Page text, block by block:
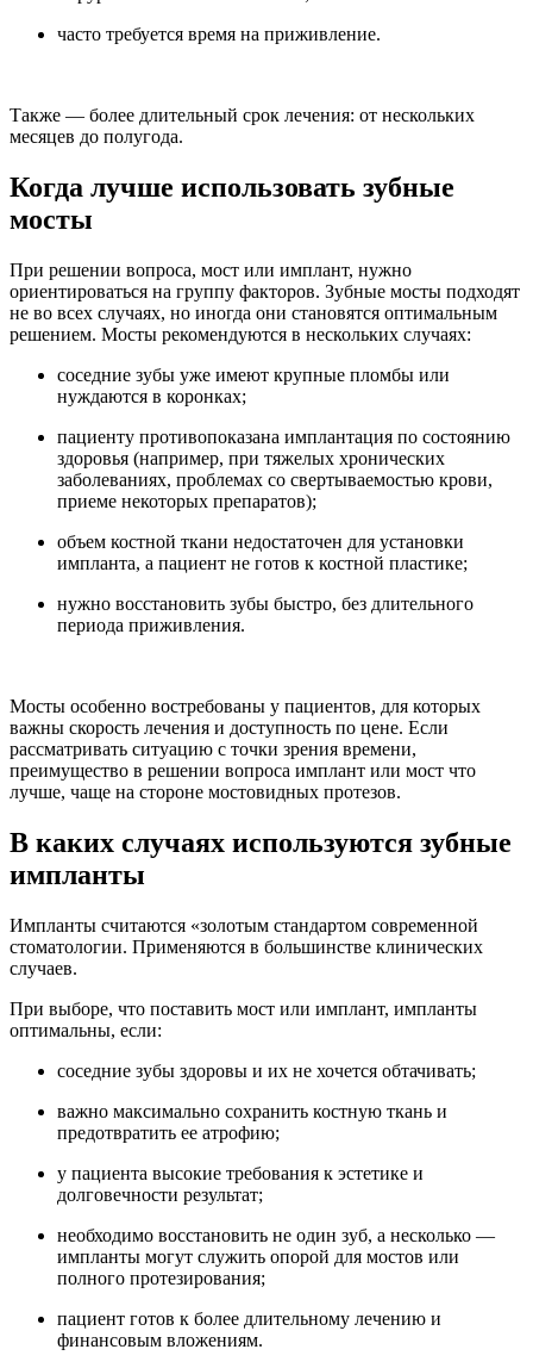
часто требуется время на приживление.
Также — более длительный срок лечения: от нескольких
месяцев до полугода.
Когда лучше использовать зубные
мосты
При решении вопроса, мост или имплант, нужно
ориентироваться на группу факторов. Зубные мосты подходят
не во всех случаях, но иногда они становятся оптимальным
решением. Мосты рекомендуются в нескольких случаях:
соседние зубы уже имеют крупные пломбы или
нуждаются в коронках;
пациенту противопоказана имплантация по состоянию
здоровья (например, при тяжелых хронических
заболеваниях, проблемах со свертываемостью крови,
приеме некоторых препаратов);
объем костной ткани недостаточен для установки
импланта, а пациент не готов к костной пластике;
нужно восстановить зубы быстро, без длительного
периода приживления.
Мосты особенно востребованы у пациентов, для которых
важны скорость лечения и доступность по цене. Если
рассматривать ситуацию с точки зрения времени,
преимущество в решении вопроса имплант или мост что
лучше, чаще на стороне мостовидных протезов.
В каких случаях используются зубные
импланты
Импланты считаются «золотым стандартом современной
стоматологии. Применяются в большинстве клинических
случаев.
При выборе, что поставить мост или имплант, импланты
оптимальны, если:
соседние зубы здоровы и их не хочется обтачивать;
важно максимально сохранить костную ткань и
предотвратить ее атрофию;
у пациента высокие требования к эстетике и
долговечности результат;
необходимо восстановить не один зуб, а несколько —
импланты могут служить опорой для мостов или
полного протезирования;
пациент готов к более длительному лечению и
финансовым вложениям.